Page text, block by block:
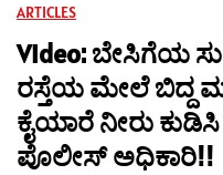
ARTICLES
Video: ಬೇಸಿಗೆಯ
ರಸ್ತೆಯ ಮೇಲೆ ಬಿದ್ದ
ಕೈಯಾರೆ ನೀರು
ಪೊಲೀಸ್ ಅಧಿಕಾರಿ!!